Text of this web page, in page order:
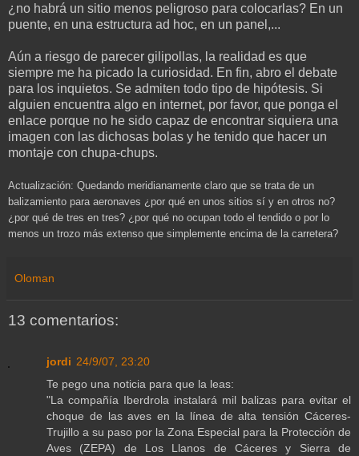
¿no habrá un sitio menos peligroso para colocarlas? En un
puente, en una estructura ad hoc, en un panel,...
Aún a riesgo de parecer gilipollas, la realidad es que
siempre me ha picado la curiosidad. En fin, abro el debate
para los inquietos. Se admiten todo tipo de hipótesis. Si
alguien encuentra algo en internet, por favor, que ponga el
enlace porque no he sido capaz de encontrar siquiera una
imagen con las dichosas bolas y he tenido que hacer un
montaje con chupa-chups.
Actualización: Quedando meridianamente claro que se trata de un
balizamiento para aeronaves ¿por qué en unos sitios sí y en otros no?
¿por qué de tres en tres? ¿por qué no ocupan todo el tendido o por lo
menos un trozo más extenso que simplemente encima de la carretera?
Oloman
13 comentarios:
jordi 24/9/07, 23:20
Te pego una noticia para que la leas:
"La compañía Iberdrola instalará mil balizas para evitar el
choque de las aves en la línea de alta tensión Cáceres-
Trujillo a su paso por la Zona Especial para la Protección de
Aves (ZEPA) de Los Llanos de Cáceres y Sierra de